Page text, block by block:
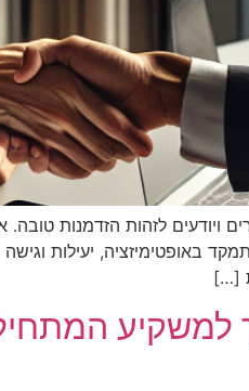
לזהות הזדמנות
באופטימיזציה, יעילות
[…]
למשקיע